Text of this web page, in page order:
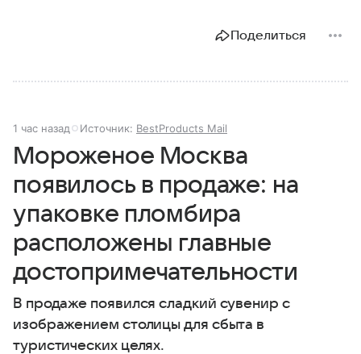
Поделиться
1 час назад Источник: BestProducts Mail
Мороженое Москва
появилось в продаже: на
упаковке пломбира
расположены главные
достопримечательности
В продаже появился сладкий сувенир с
изображением столицы для сбыта в
туристических целях.